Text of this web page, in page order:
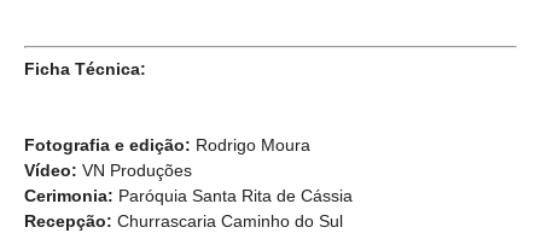
Ficha Técnica:
Fotografia e edição: Rodrigo Moura
Vídeo: VN Produções
Cerimonia: Paróquia Santa Rita de Cássia
Recepção: Churrascaria Caminho do Sul